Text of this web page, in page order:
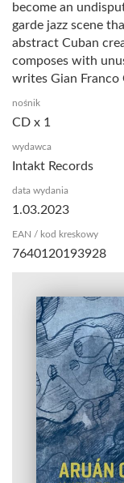
become an
garde jazz scene
abstract Cuban
composes with
writes Gian
nośnik
CD x 1
wydawca
Intakt Records
data wydania
1.03.2023
EAN / kod kreskowy
7640120193928